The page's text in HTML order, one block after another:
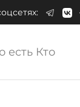
есть Кто